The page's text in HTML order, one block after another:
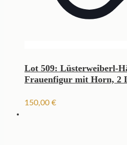
Lot 509: Lüsterweiberl-
Frauenfigur mit Horn, 2
150,00 €